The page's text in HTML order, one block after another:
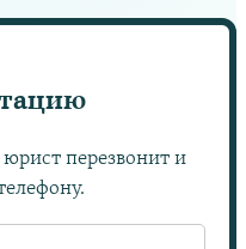
перезвонит и